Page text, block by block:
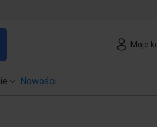
Moje
Nowości